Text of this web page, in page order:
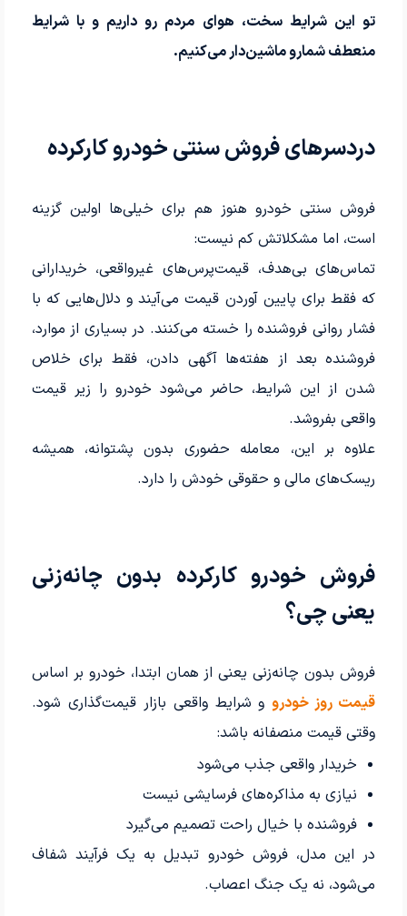
تو این شرایط سخت، هوای مردم رو داریم و با شرایط
منعطف شمارو ماشین‌دار می‌کنیم.
دردسرهای فروش سنتی خودرو کارکرده
فروش سنتی خودرو هنوز هم برای خیلی‌ها اولین گزینه
است، اما مشکلاتش کم نیست:
تماس‌های بی‌هدف، قیمت‌پرس‌های غیرواقعی، خریدارانی
که فقط برای پایین آوردن قیمت می‌آیند و دلال‌هایی که با
فشار روانی فروشنده را خسته می‌کنند. در بسیاری از موارد،
فروشنده بعد از هفته‌ها آگهی دادن، فقط برای خلاص
شدن از این شرایط، حاضر می‌شود خودرو را زیر قیمت
واقعی بفروشد.
علاوه بر این، معامله حضوری بدون پشتوانه، همیشه
ریسک‌های مالی و حقوقی خودش را دارد.
فروش خودرو کارکرده بدون چانه‌زنی
یعنی چی؟
فروش بدون چانه‌زنی یعنی از همان ابتدا، خودرو بر اساس
قیمت روز خودرو و شرایط واقعی بازار قیمت‌گذاری شود.
وقتی قیمت منصفانه باشد:
خریدار واقعی جذب می‌شود
نیازی به مذاکره‌های فرسایشی نیست
فروشنده با خیال راحت تصمیم می‌گیرد
در این مدل، فروش خودرو تبدیل به یک فرآیند شفاف
می‌شود، نه یک جنگ اعصاب.